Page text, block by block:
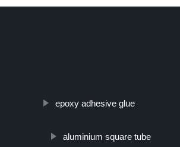
epoxy adhesive glue
aluminium square tube